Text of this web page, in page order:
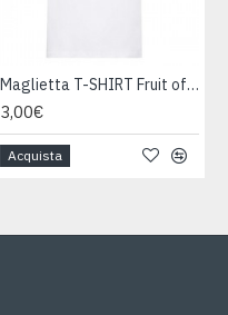
Maglietta T-SHIRT Fruit of The Loom HEAVY varie taglie
3,00€
Acquista